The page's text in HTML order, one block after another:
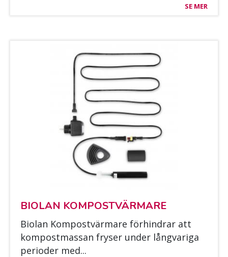
SE MER
BIO­LAN KOM­POST­VÄR­MA­RE
Bio­lan Kom­post­vär­ma­re för­hin­drar att
kom­post­mas­san fry­ser un­der lång­va­ri­ga
pe­rio­der med...